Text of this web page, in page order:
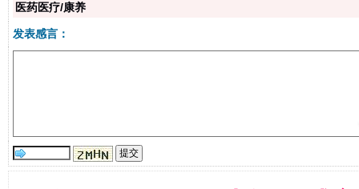
医药医疗/康养
发表感言：